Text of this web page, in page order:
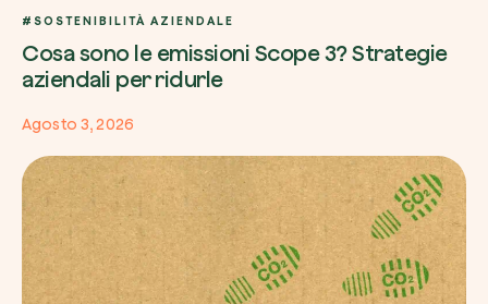
#SOSTENIBILITÀ AZIENDALE
Cosa sono le emissioni Scope 3? Strategie
aziendali per ridurle
Agosto 3, 2026